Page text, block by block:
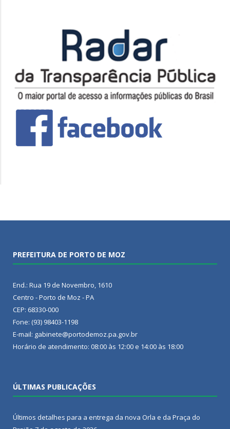
PREFEITURA DE PORTO DE MOZ
End.: Rua 19 de Novembro, 1610
Centro - Porto de Moz - PA
CEP: 68330-000
Fone: (93) 98403-1198
E-mail: gabinete@portodemoz.pa.gov.br
Horário de atendimento: 08:00 às 12:00 e 14:00 às 18:00
ÚLTIMAS PUBLICAÇÕES
Últimos detalhes para a entrega da nova Orla e da Praça do